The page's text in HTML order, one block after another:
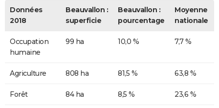
Données
2018
Beauvallon :
superficie
Beauvallon :
pourcentage
Moyenne
nationale
Occupation
humaine
99 ha 10,0 % 7,7 %
Agriculture 808 ha 81,5 % 63,8 %
Forêt 84 ha 8,5 % 23,6 %